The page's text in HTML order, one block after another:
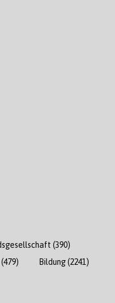
(390)
(479) Bildung(2241)